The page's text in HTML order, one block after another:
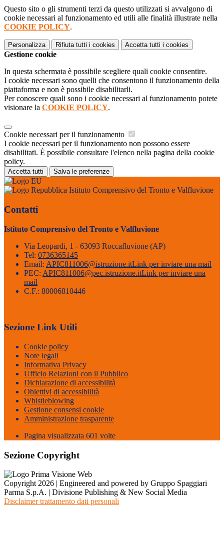
Questo sito o gli strumenti terzi da questo utilizzati si avvalgono di
cookie necessari al funzionamento ed utili alle finalità illustrate nella
COOKIE POLICY.
Personalizza Rifiuta tutti i cookies Accetta tutti i cookies
Gestione cookie
In questa schermata è possibile scegliere quali cookie consentire.
I cookie necessari sono quelli che consentono il funzionamento della
piattaforma e non è possibile disabilitarli.
Per conoscere quali sono i cookie necessari al funzionamento potete
visionare la COOKIE POLICY.
Cookie necessari per il funzionamento
I cookie necessari per il funzionamento non possono essere
disabilitati. È possibile consultare l'elenco nella pagina della cookie
policy.
Accetta tutti Salva le preferenze
Istituto Comprensivo del Tronto e Valfluvione
Contatti
Istituto Comprensivo del Tronto e Valfluvione
Via Leopardi, 1 - 63093 Roccafluvione (AP)
Tel: 0736365145
Email: APIC811006@istruzione.itLink per inviare una mail
PEC: APIC811006@pec.istruzione.itLink per inviare una
mail
C.F.: 80006810446
Sezione Link Utili
Cookie policy
Note legali
Informativa Privacy
Ufficio Relazioni con il Pubblico
Dichiarazione di accessibilità
Obiettivi di accessibilità
Whistleblowing
Gestione consensi cookie
Amministrazione trasparente
Pagina visualizzata 601 volte
Sezione Copyright
Copyright 2026 | Engineered and powered by Gruppo Spaggiari
Parma S.p.A. | Divisione Publishing & New Social Media
Disclaimer trattamento dati personali